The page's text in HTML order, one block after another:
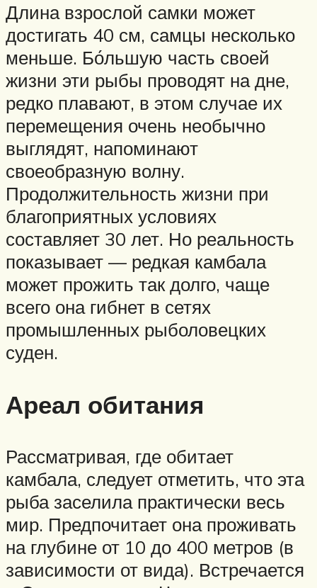
Длина взрослой самки может
достигать 40 см, самцы несколько
меньше. Бо́льшую часть своей
жизни эти рыбы проводят на дне,
редко плавают, в этом случае их
перемещения очень необычно
выглядят, напоминают
своеобразную волну.
Продолжительность жизни при
благоприятных условиях
составляет 30 лет. Но реальность
показывает — редкая камбала
может прожить так долго, чаще
всего она гибнет в сетях
промышленных рыболовецких
суден.
Ареал обитания
Рассматривая, где обитает
камбала, следует отметить, что эта
рыба заселила практически весь
мир. Предпочитает она проживать
на глубине от 10 до 400 метров (в
зависимости от вида). Встречается